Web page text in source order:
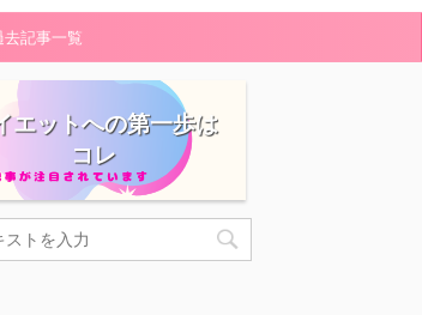
去記事一覧
エットへの第一歩は
コレ